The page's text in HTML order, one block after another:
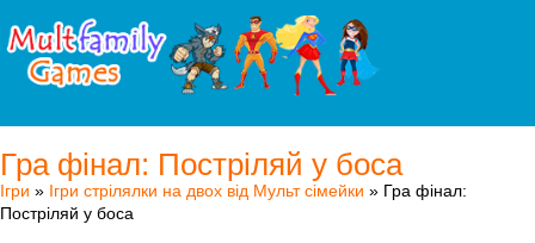
Гра фінал: Постріляй у боса
Ігри » Ігри стрілялки на двох від Мульт сімейки » Гра фінал:
Постріляй у боса